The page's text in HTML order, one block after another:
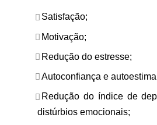
Satisfação;
Motivação;
Redução do estresse;
Autoconfiança e
Redução do índice de
distúrbios emocionais;